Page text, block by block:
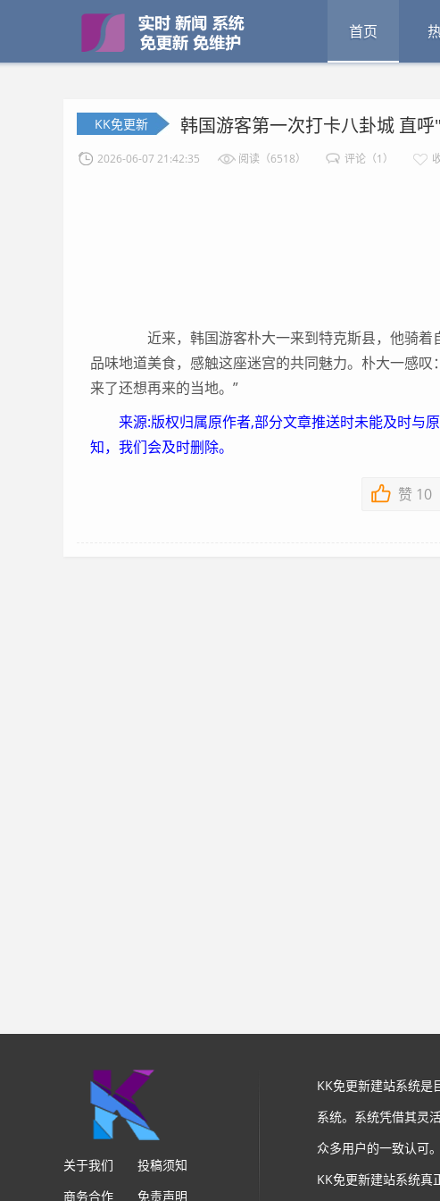
首页
KK免更新 韩国游客第一次打卡八卦城 直
2026-06-07 21:42:35 阅读（6518） 评论（1）
近来，韩国游客朴大一来到特克斯县，他骑着
品味地道美食，感触这座迷宫的共同魅力。朴大一感
来了还想再来的当地。”
来源:版权归属原作者,部分文章推送时未能及时与
知，我们会及时删除。
赞 10
关于我们
投稿须知
商务合作
免责声明
KK免更新建站系统是
系统。系统凭借其灵
众多用户的一致认可。
KK免更新建站系统真